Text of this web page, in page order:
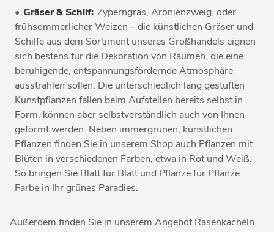
• Gräser & Schilf: Zyperngras, Aronienzweig, oder
frühsommerlicher Weizen – die künstlichen Gräser und
Schilfe aus dem Sortiment unseres Großhandels eignen
sich bestens für die Dekoration von Räumen, die eine
beruhigende, entspannungsfördernde Atmosphäre
ausstrahlen sollen. Die unterschiedlich lang gestuften
Kunstpflanzen fallen beim Aufstellen bereits selbst in
Form, können aber selbstverständlich auch von Ihnen
geformt werden. Neben immergrünen, künstlichen
Pflanzen finden Sie in unserem Shop auch Pflanzen mit
Blüten in verschiedenen Farben, etwa in Rot und Weiß.
So bringen Sie Blatt für Blatt und Pflanze für Pflanze
Farbe in Ihr grünes Paradies.
Außerdem finden Sie in unserem Angebot Rasenkacheln.